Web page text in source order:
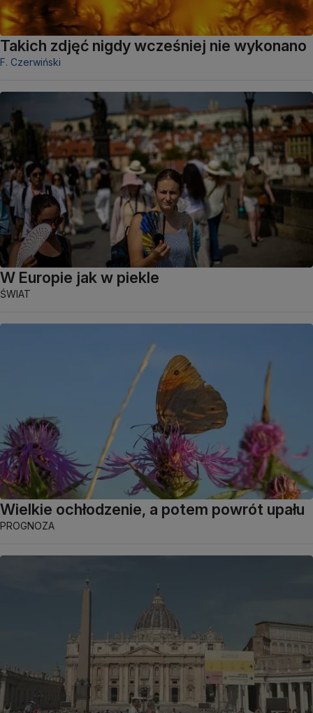
Takich zdjęć nigdy wcześniej nie wykonano
F. Czerwiński
W Europie jak w piekle
ŚWIAT
Wielkie ochłodzenie, a potem powrót upału
PROGNOZA